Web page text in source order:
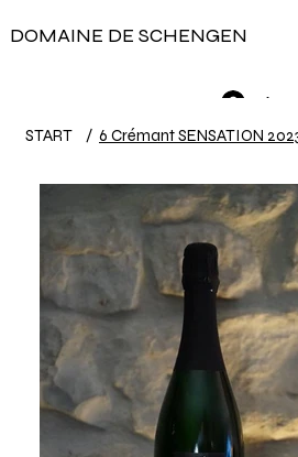
DOMAINE DE SCHENGEN
START
/ 6 Crémant SENSATION